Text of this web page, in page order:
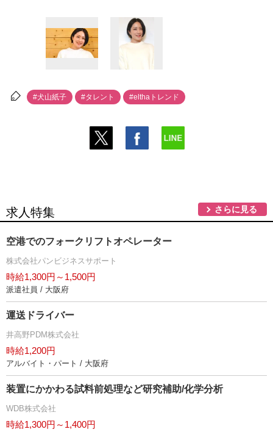
#犬山紙子 #タレント #elthaトレンド
求人特集 さらに見る
空港でのフォークリフトオペレーター
株式会社パンビジネスサポート
時給1,300円～1,500円
派遣社員 / 大阪府
運送ドライバー
井高野PDM株式会社
時給1,200円
アルバイト・パート / 大阪府
装置にかかわる試料前処理など研究補助/化学分析
WDB株式会社
時給1,300円～1,400円